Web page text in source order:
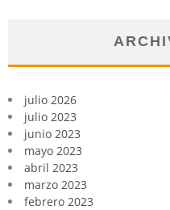
julio 2026
julio 2023
junio 2023
mayo 2023
abril 2023
marzo 2023
febrero 2023